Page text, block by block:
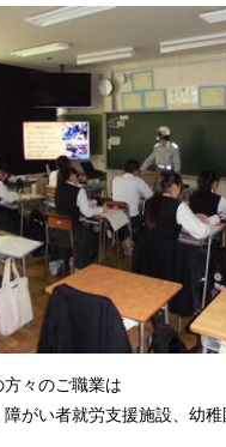
々のご職業は
がい者就労支援施設、幼